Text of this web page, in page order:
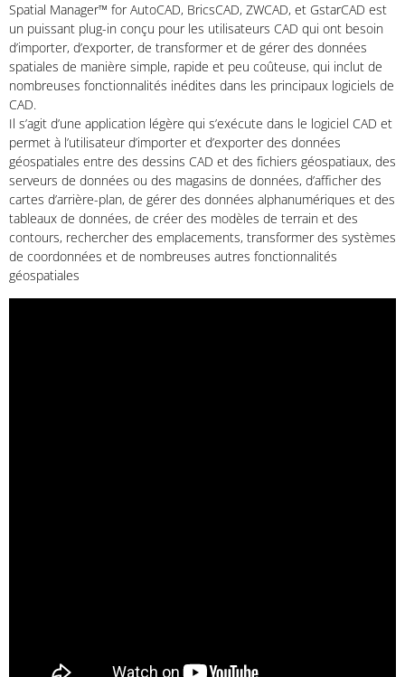
Spatial Manager™ for AutoCAD, BricsCAD, ZWCAD, et GstarCAD est
un puissant plug-in conçu pour les utilisateurs CAD qui ont besoin
d’importer, d’exporter, de transformer et de gérer des données
spatiales de manière simple, rapide et peu coûteuse, qui inclut de
nombreuses fonctionnalités inédites dans les principaux logiciels de
CAD.
Il s’agit d’une application légère qui s’exécute dans le logiciel CAD et
permet à l’utilisateur d’importer et d’exporter des données
géospatiales entre des dessins CAD et des fichiers géospatiaux, des
serveurs de données ou des magasins de données, d’afficher des
cartes d’arrière-plan, de gérer des données alphanumériques et des
tableaux de données, de créer des modèles de terrain et des
contours, rechercher des emplacements, transformer des systèmes
de coordonnées et de nombreuses autres fonctionnalités
géospatiales